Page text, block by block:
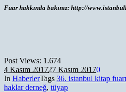
Fuar hakkında bakınız: http://
Post Views: 1.674
4 Kasım 201727 Kasım 20170
In HaberlerTags 36. istanbul kitap fuarı
haklar derneğ, tüyap